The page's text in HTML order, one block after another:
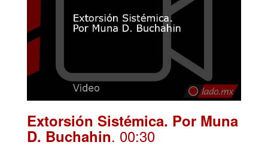
Extorsión Sistémica. Por Muna
D. Buchahin. 00:30